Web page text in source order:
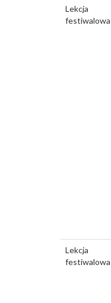
Lekcja
festiwalowa
Lekcja
festiwalowa